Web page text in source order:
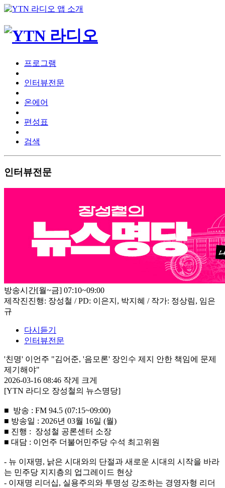
프로그램
인터뷰전문
온에어
편성표
검색
인터뷰전문
방송시간[월~금] 07:10~09:00
제작진진행: 장성철 / PD: 이은지, 박지혜 / 작가: 정상림, 임은
규
다시듣기
인터뷰전문
'친명' 이언주 "김어준, '음모론' 장인수 제지 안한 책임에 문제
제기해야"
2026-03-16 08:46 작게
크게
[YTN 라디오 장성철의 뉴스명당]
■ 방송 : FM 94.5 (07:15~09:00)
■ 방송일 : 2026년 03월 16일 (월)
■ 진행 : 장성철 공론센터 소장
■ 대담 : 이언주 더불어민주당 수석 최고위원
- 뉴 이재명, 낡은 시대와의 단절과 새로운 시대의 시작을 바라
는 민주당 지지층의 업그레이드 현상
- 이재명 리더십, 실용주의와 투명성 강조하는 경영자형 리더